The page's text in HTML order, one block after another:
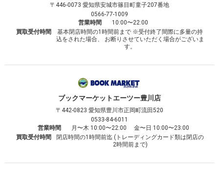
〒446-0073 愛知県安城市篠目町童子207番地
0566-77-1009
営業時間
10:00〜22:00
買取受付時間
基本閉店時間の1時間前まで ※受付終了間際に多量の持
込をされた場合、 お断りさせていただく場合がございま
す。
ブックマーケットエーツー豊川店
〒442-0823 愛知県豊川市正岡町流田520
0533-84-6011
営業時間
月〜木 10:00〜22:00 金〜日 10:00〜23:00
買取受付時間
閉店時間の1時間前迄 (トレーディングカード類は閉店の
2時間前まで)